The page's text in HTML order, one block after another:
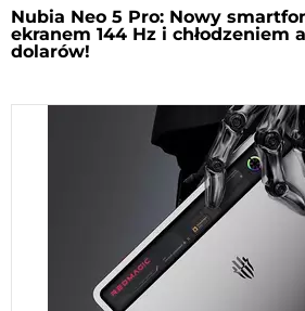
Nubia Neo 5 Pro: Nowy
ekranem 144 Hz i chłodzeniem
dolarów!